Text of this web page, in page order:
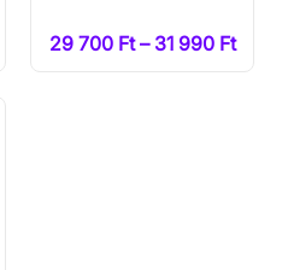
29 700 Ft – 31 990 Ft